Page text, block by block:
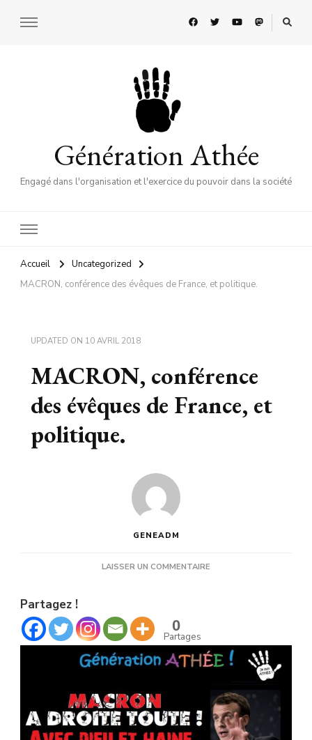
Génération Athée
Engagé dans l'organisation et l'exercice du pouvoir dans la société
Accueil
Uncategorized
MACRON, conférence des évêques de France, et politique.
UPDATED ON 10 AVRIL 2018
MACRON, conférence
des évêques de France, et
politique.
GENEADM
LAISSER UN COMMENTAIRE
FRANCE,
ET
Partagez !
0
Partages